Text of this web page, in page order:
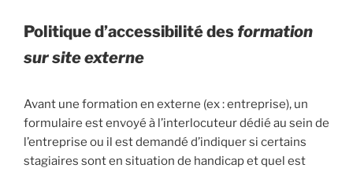
Politique d’accessibilité des formation
sur site externe
Avant une formation en externe (ex : entreprise), un
formulaire est envoyé à l’interlocuteur dédié au sein de
l’entreprise ou il est demandé d’indiquer si certains
stagiaires sont en situation de handicap et quel est